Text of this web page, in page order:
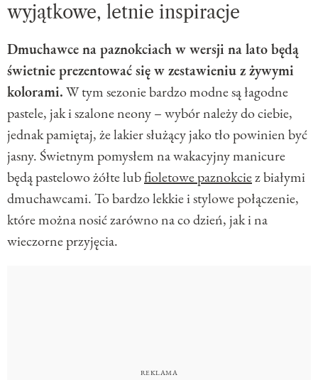
wyjątkowe, letnie inspiracje
Dmuchawce na paznokciach w wersji na lato będą
świetnie prezentować się w zestawieniu z żywymi
kolorami.W tym sezonie bardzo modne są łagodne
pastele, jak i szalone neony – wybór należy do ciebie,
jednak pamiętaj, że lakier służący jako tło powinien być
jasny. Świetnym pomysłem na wakacyjny manicure
będą pastelowo żółte lubfioletowe paznokciez białymi
dmuchawcami. To bardzo lekkie i stylowe połączenie,
które można nosić zarówno na co dzień, jak i na
wieczorne przyjęcia.